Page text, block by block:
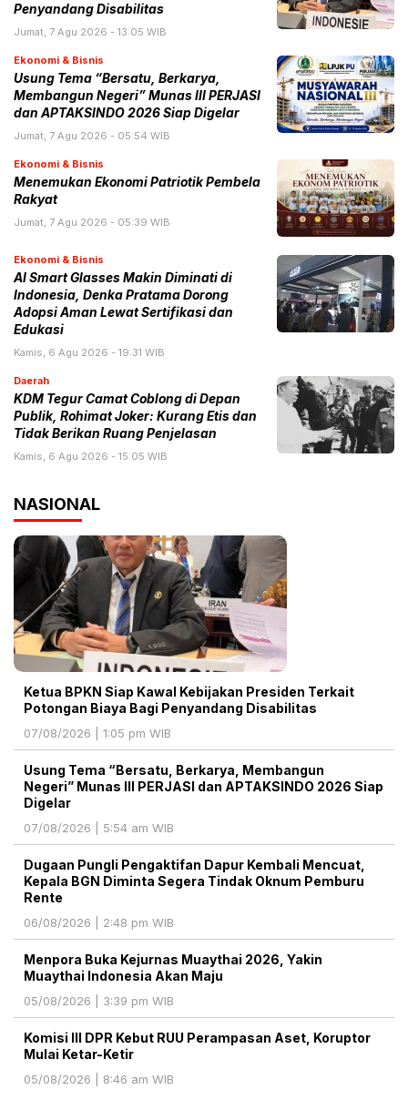
Penyandang Disabilitas
Jumat, 7 Agu 2026 - 13:05 WIB
Ekonomi & Bisnis
Usung Tema “Bersatu, Berkarya,
Membangun Negeri” Munas III PERJASI
dan APTAKSINDO 2026 Siap Digelar
Jumat, 7 Agu 2026 - 05:54 WIB
Ekonomi & Bisnis
Menemukan Ekonomi Patriotik Pembela
Rakyat
Jumat, 7 Agu 2026 - 05:39 WIB
Ekonomi & Bisnis
AI Smart Glasses Makin Diminati di
Indonesia, Denka Pratama Dorong
Adopsi Aman Lewat Sertifikasi dan
Edukasi
Kamis, 6 Agu 2026 - 19:31 WIB
Daerah
KDM Tegur Camat Coblong di Depan
Publik, Rohimat Joker: Kurang Etis dan
Tidak Berikan Ruang Penjelasan
Kamis, 6 Agu 2026 - 15:05 WIB
NASIONAL
Ketua BPKN Siap Kawal Kebijakan Presiden Terkait
Potongan Biaya Bagi Penyandang Disabilitas
07/08/2026 | 1:05 pm WIB
Usung Tema “Bersatu, Berkarya, Membangun
Negeri” Munas III PERJASI dan APTAKSINDO 2026 Siap
Digelar
07/08/2026 | 5:54 am WIB
Dugaan Pungli Pengaktifan Dapur Kembali Mencuat,
Kepala BGN Diminta Segera Tindak Oknum Pemburu
Rente
06/08/2026 | 2:48 pm WIB
Menpora Buka Kejurnas Muaythai 2026, Yakin
Muaythai Indonesia Akan Maju
05/08/2026 | 3:39 pm WIB
Komisi III DPR Kebut RUU Perampasan Aset, Koruptor
Mulai Ketar-Ketir
05/08/2026 | 8:46 am WIB